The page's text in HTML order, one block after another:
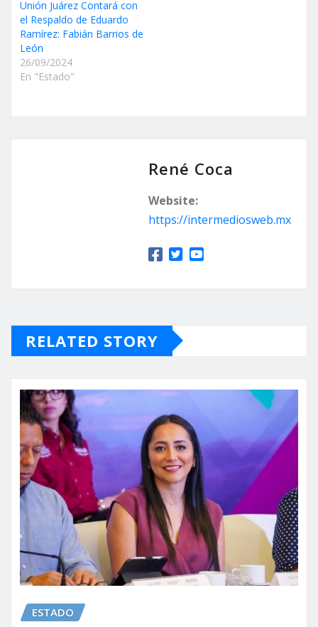
Unión Juárez Contará con
el Respaldo de Eduardo
Ramírez: Fabián Barrios de
León
26/09/2024
En "Estado"
René Coca
Website:
https://intermediosweb.mx
RELATED STORY
ESTADO